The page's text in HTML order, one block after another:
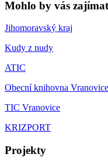
Mohlo by vás zajímat
Jihomoravský kraj
Kudy z nudy
ATIC
Obecní knihovna Vranovice
TIC Vranovice
KRIZPORT
Projekty